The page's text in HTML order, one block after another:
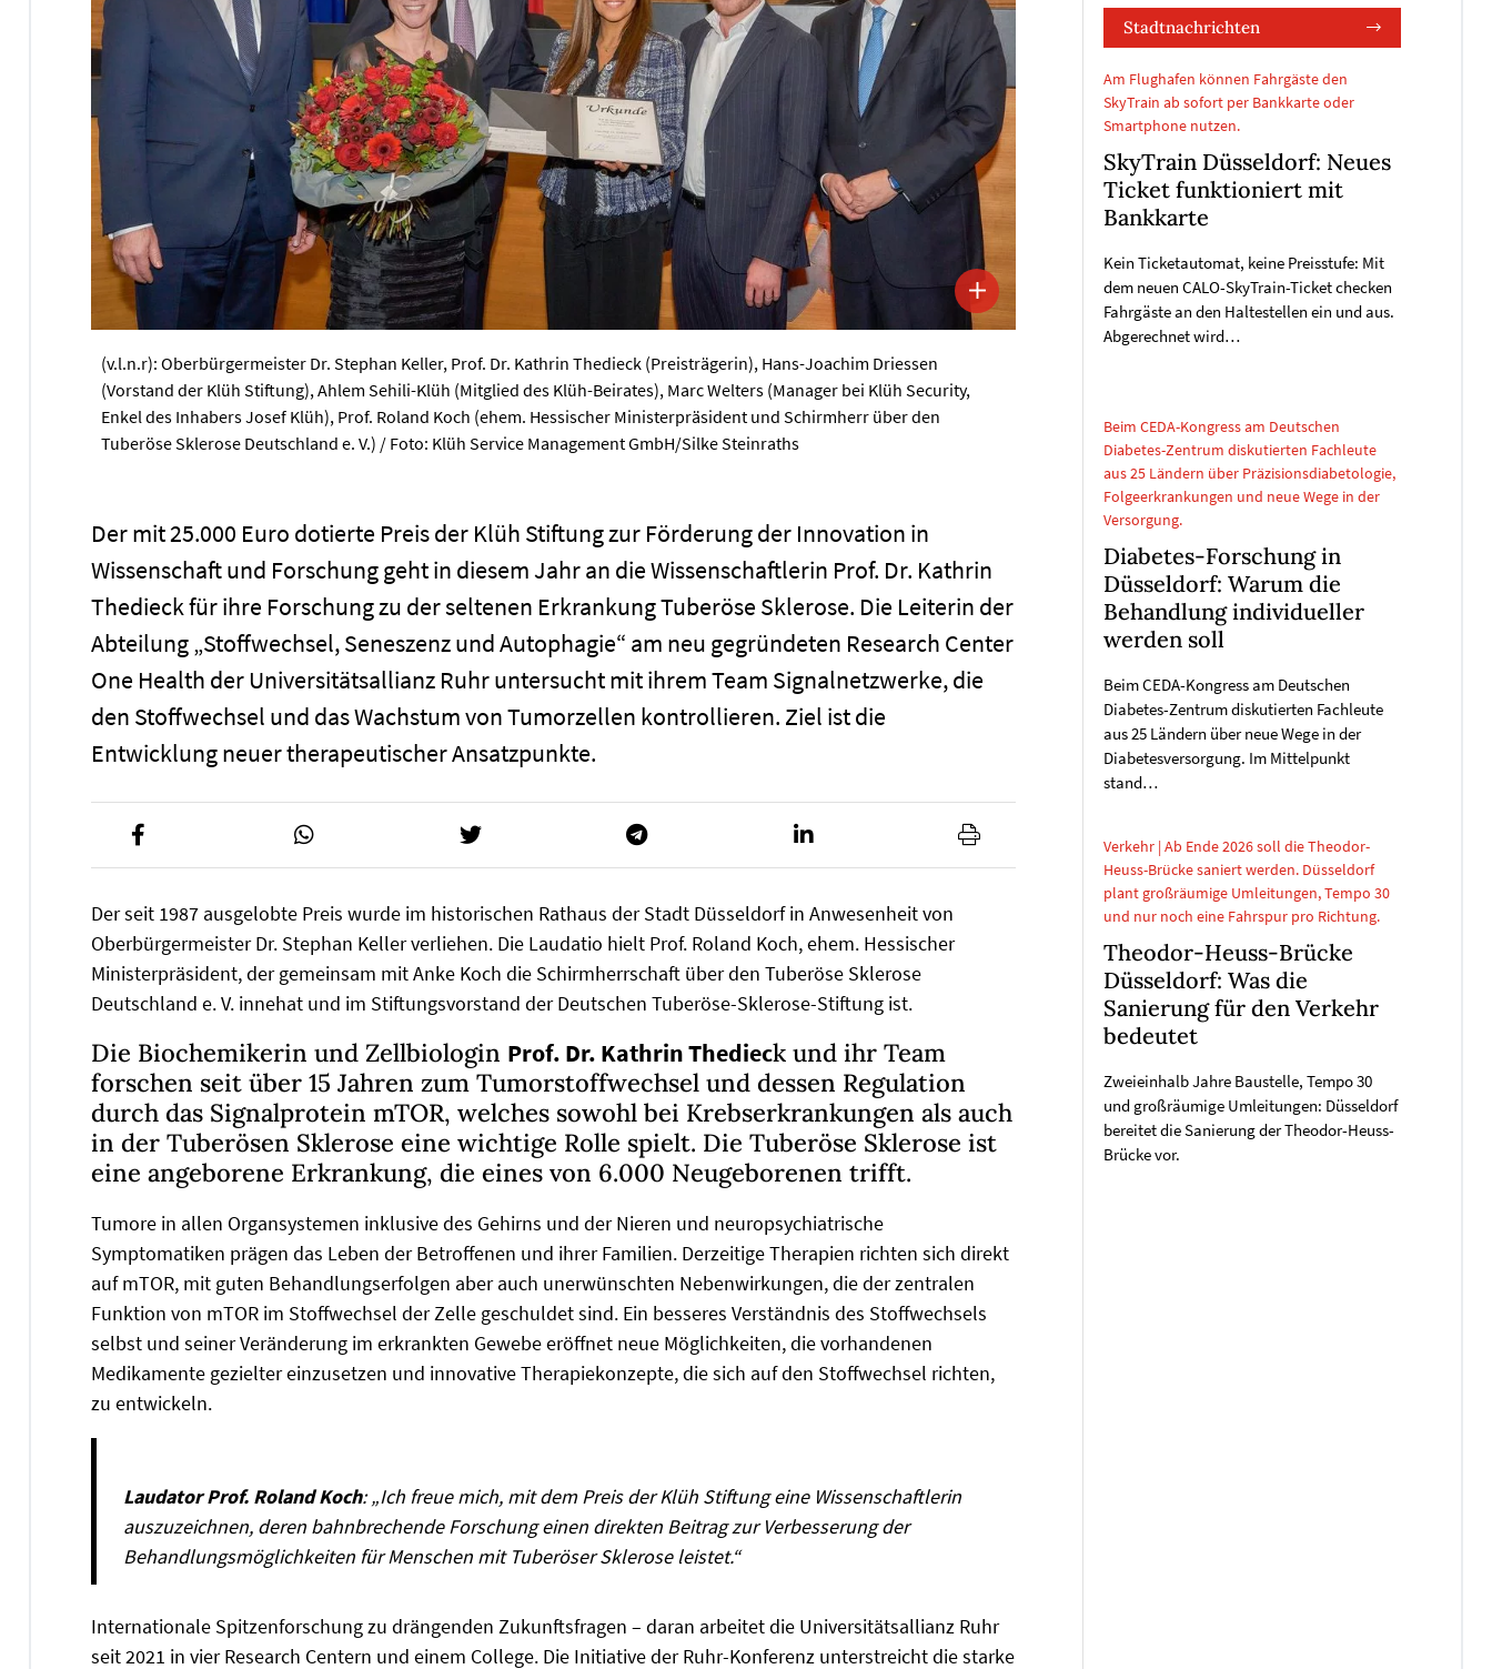
(v.l.n.r): Oberbürgermeister Dr. Stephan Keller, Prof. Dr. Kathrin Thedieck (Preisträgerin), Hans-Joachim Driessen
(Vorstand der Klüh Stiftung), Ahlem Sehili-Klüh (Mitglied des Klüh-Beirates), Marc Welters (Manager bei Klüh Security,
Enkel des Inhabers Josef Klüh), Prof. Roland Koch (ehem. Hessischer Ministerpräsident und Schirmherr über den
Tuberöse Sklerose Deutschland e. V.) / Foto: Klüh Service Management GmbH/Silke Steinraths
Der mit 25.000 Euro dotierte Preis der Klüh Stiftung zur Förderung der Innovation in
Wissenschaft und Forschung geht in diesem Jahr an die Wissenschaftlerin Prof. Dr. Kathrin
Thedieck für ihre Forschung zu der seltenen Erkrankung Tuberöse Sklerose. Die Leiterin der
Abteilung „Stoffwechsel, Seneszenz und Autophagie“ am neu gegründeten Research Center
One Health der Universitätsallianz Ruhr untersucht mit ihrem Team Signalnetzwerke, die
den Stoffwechsel und das Wachstum von Tumorzellen kontrollieren. Ziel ist die
Entwicklung neuer therapeutischer Ansatzpunkte.
Der seit 1987 ausgelobte Preis wurde im historischen Rathaus der Stadt Düsseldorf in Anwesenheit von
Oberbürgermeister Dr. Stephan Keller verliehen. Die Laudatio hielt Prof. Roland Koch, ehem. Hessischer
Ministerpräsident, der gemeinsam mit Anke Koch die Schirmherrschaft über den Tuberöse Sklerose
Deutschland e. V. innehat und im Stiftungsvorstand der Deutschen Tuberöse-Sklerose-Stiftung ist.
Die Biochemikerin und Zellbiologin Prof. Dr. Kathrin Thedieck und ihr Team
forschen seit über 15 Jahren zum Tumorstoffwechsel und dessen Regulation
durch das Signalprotein mTOR, welches sowohl bei Krebserkrankungen als auch
in der Tuberösen Sklerose eine wichtige Rolle spielt. Die Tuberöse Sklerose ist
eine angeborene Erkrankung, die eines von 6.000 Neugeborenen trifft.
Tumore in allen Organsystemen inklusive des Gehirns und der Nieren und neuropsychiatrische
Symptomatiken prägen das Leben der Betroffenen und ihrer Familien. Derzeitige Therapien richten sich direkt
auf mTOR, mit guten Behandlungserfolgen aber auch unerwünschten Nebenwirkungen, die der zentralen
Funktion von mTOR im Stoffwechsel der Zelle geschuldet sind. Ein besseres Verständnis des Stoffwechsels
selbst und seiner Veränderung im erkrankten Gewebe eröffnet neue Möglichkeiten, die vorhandenen
Medikamente gezielter einzusetzen und innovative Therapiekonzepte, die sich auf den Stoffwechsel richten,
zu entwickeln.
Laudator Prof. Roland Koch: „Ich freue mich, mit dem Preis der Klüh Stiftung eine Wissenschaftlerin
auszuzeichnen, deren bahnbrechende Forschung einen direkten Beitrag zur Verbesserung der
Behandlungsmöglichkeiten für Menschen mit Tuberöser Sklerose leistet.“
Internationale Spitzenforschung zu drängenden Zukunftsfragen – daran arbeitet die Universitätsallianz Ruhr
seit 2021 in vier Research Centern und einem College. Die Initiative der Ruhr-Konferenz unterstreicht die starke
Stadtnachrichten
Am Flughafen können Fahrgäste den
SkyTrain ab sofort per Bankkarte oder
Smartphone nutzen.
SkyTrain Düsseldorf: Neues
Ticket funktioniert mit
Bankkarte
Kein Ticketautomat, keine Preisstufe: Mit
dem neuen CALO-SkyTrain-Ticket checken
Fahrgäste an den Haltestellen ein und aus.
Abgerechnet wird…
Beim CEDA-Kongress am Deutschen
Diabetes-Zentrum diskutierten Fachleute
aus 25 Ländern über Präzisionsdiabetologie,
Folgeerkrankungen und neue Wege in der
Versorgung.
Diabetes-Forschung in
Düsseldorf: Warum die
Behandlung individueller
werden soll
Beim CEDA-Kongress am Deutschen
Diabetes-Zentrum diskutierten Fachleute
aus 25 Ländern über neue Wege in der
Diabetesversorgung. Im Mittelpunkt
stand…
Verkehr | Ab Ende 2026 soll die Theodor-
Heuss-Brücke saniert werden. Düsseldorf
plant großräumige Umleitungen, Tempo 30
und nur noch eine Fahrspur pro Richtung.
Theodor-Heuss-Brücke
Düsseldorf: Was die
Sanierung für den Verkehr
bedeutet
Zweieinhalb Jahre Baustelle, Tempo 30
und großräumige Umleitungen: Düsseldorf
bereitet die Sanierung der Theodor-Heuss-
Brücke vor.